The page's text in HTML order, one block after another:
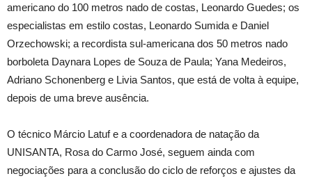
americano do 100 metros nado de costas, Leonardo Guedes; os
especialistas em estilo costas, Leonardo Sumida e Daniel
Orzechowski; a recordista sul-americana dos 50 metros nado
borboleta Daynara Lopes de Souza de Paula; Yana Medeiros,
Adriano Schonenberg e Livia Santos, que está de volta à equipe,
depois de uma breve ausência.
O técnico Márcio Latuf e a coordenadora de natação da
UNISANTA, Rosa do Carmo José, seguem ainda com
negociações para a conclusão do ciclo de reforços e ajustes da